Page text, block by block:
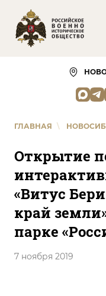
ГЛАВНАЯ \
Открытие
«Витус
край
парке
7 ноября 2019